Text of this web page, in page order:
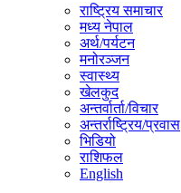
राष्ट्रिय समाचार
मध्य नेपाल
अर्थ/पर्यटन
मनोरञ्जन
स्वास्थ्य
खेलकुद
अन्तर्वार्ता/विचार
अन्तर्राष्ट्रिय/प्रवास
भिडियो
राशिफल
English